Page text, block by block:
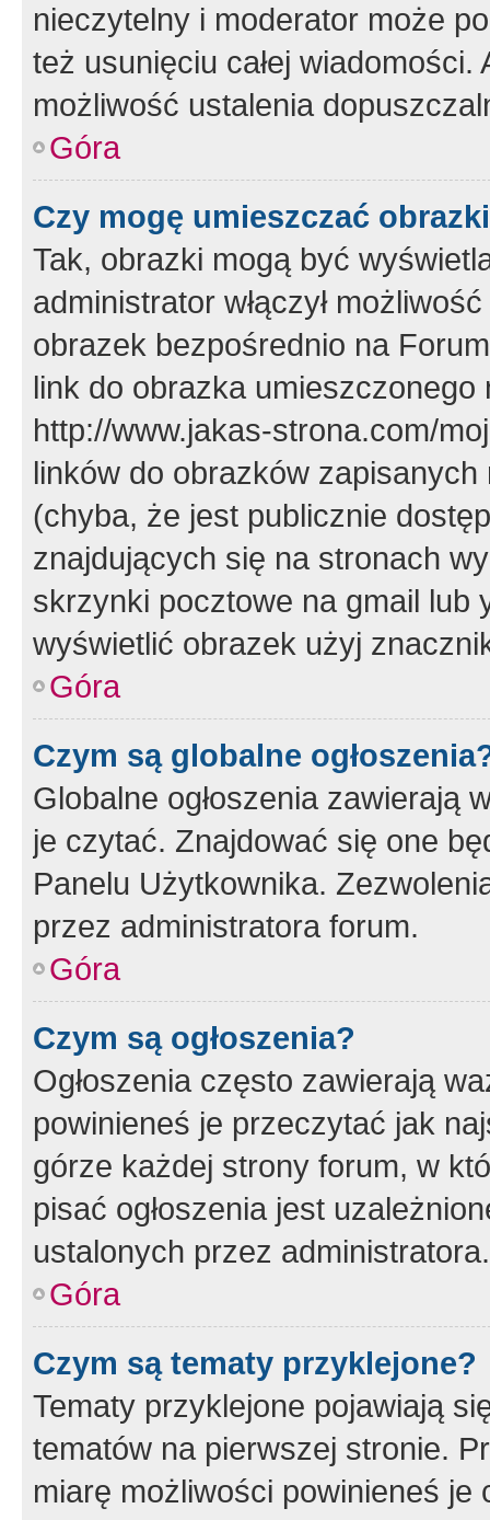
nieczytelny i moderator może
też usunięciu całej
możliwość ustalenia
Góra
Czy mogę umieszczać
Tak, obrazki mogą być
administrator włączył
obrazek bezpośrednio na
link do obrazka
http://www.jakas-strona.com/
linków do obrazków
(chyba, że jest publicznie
znajdujących się na stronach
skrzynki pocztowe na gmail lub
wyświetlić obrazek użyj
Góra
Czym są globalne
Globalne ogłoszenia zawierają
je czytać. Znajdować się one
Panelu Użytkownika.
przez administratora forum.
Góra
Czym są ogłoszenia?
Ogłoszenia często zawierają
powinieneś je przeczytać jak
górze każdej strony forum, w
pisać ogłoszenia jest
ustalonych przez administratora.
Góra
Czym są tematy przyklejone?
Tematy przyklejone pojawiają
tematów na pierwszej stronie.
miarę możliwości powinieneś je